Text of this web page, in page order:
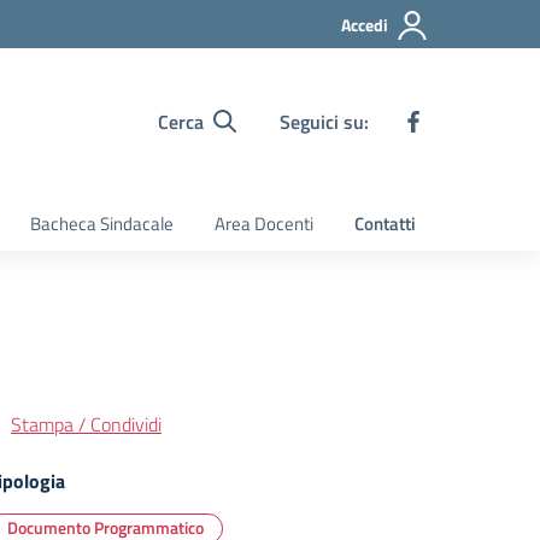
Accedi
Cerca Seguici su:
Bacheca Sindacale Area Docenti Contatti
Stampa / Condividi
Documento Programmatico